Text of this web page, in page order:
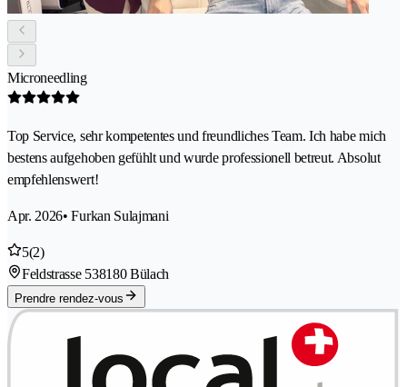
Microneedling
Top Service, sehr kompetentes und freundliches Team. Ich habe mich
bestens aufgehoben gefühlt und wurde professionell betreut. Absolut
empfehlenswert!
Apr. 2026• Furkan Sulajmani
5(2)
Feldstrasse 538180 Bülach
Prendre rendez-vous